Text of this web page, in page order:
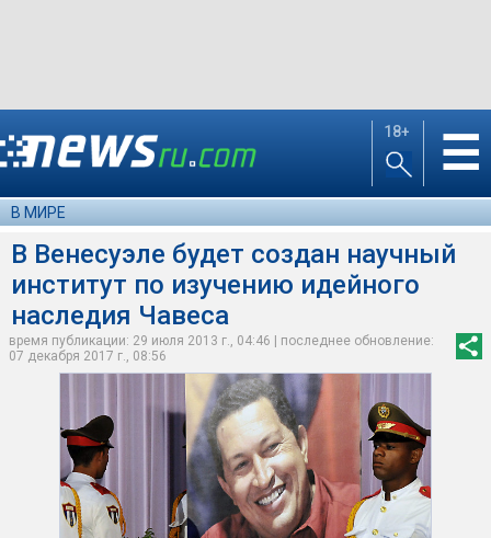
18+ ☰
В МИРЕ
В Венесуэле будет создан научный
институт по изучению идейного
наследия Чавеса
время публикации: 29 июля 2013 г., 04:46 | последнее обновление:
07 декабря 2017 г., 08:56